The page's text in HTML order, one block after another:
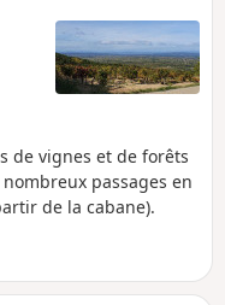
de vignes et de forêts
passages en
de la cabane).